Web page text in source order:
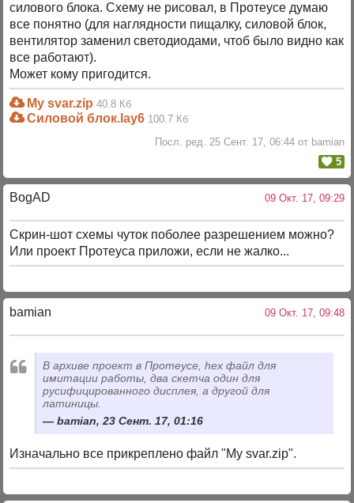
силового блока. Схему не рисовал, в Протеусе думаю
все понятно (для наглядности пищалку, силовой блок,
вентилятор заменил светодиодами, чтоб было видно как
все работают).
Может кому пригодится.
My svar.zip 40.8 Кб
Силовой блок.lay6 100.7 Кб
Посл. ред. 25 Сент. 17, 06:44 от bamian
5
BogAD 09 Окт. 17, 09:29
Скрин-шот схемы чуток поболее разрешением можно?
Или проект Протеуса приложи, если не жалко...
bamian 09 Окт. 17, 09:48
В архиве проект в Протеусе, hex файл для
имитации работы, два скетча один для
русифицированного дисплея, а другой для
латиницы.
bamian, 23 Сент. 17, 01:16
Изначально все прикреплено файл "My svar.zip".